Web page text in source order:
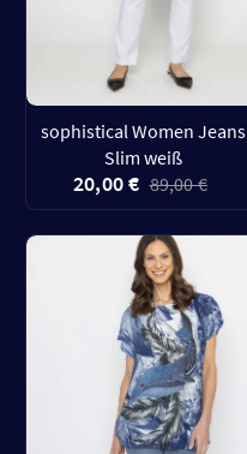
sophistical Women Jeans
Slim weiß
20,00 € 89,00 €